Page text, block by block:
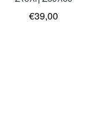
€39,00